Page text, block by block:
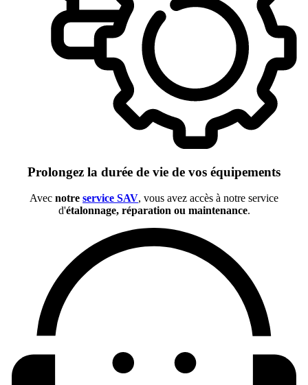
Prolongez la durée de vie de vos équipements
Avec notre service SAV, vous avez accès à notre service
d'étalonnage, réparation ou maintenance.